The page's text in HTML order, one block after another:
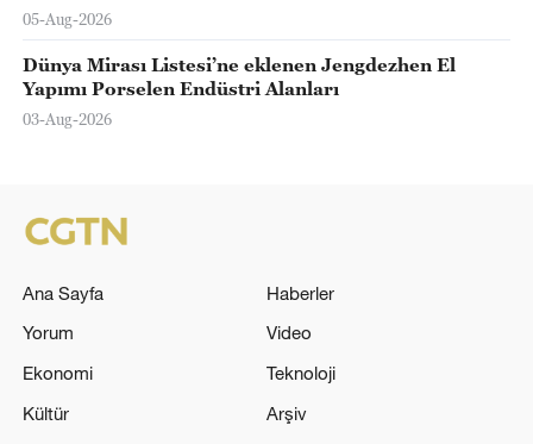
05-Aug-2026
Dünya Mirası Listesi’ne eklenen Jengdezhen El
Yapımı Porselen Endüstri Alanları
03-Aug-2026
Ana Sayfa
Haberler
Yorum
Video
Ekonomi
Teknoloji
Kültür
Arşiv